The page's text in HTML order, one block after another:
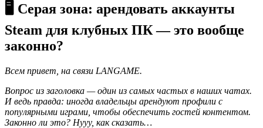
🖥️ Серая зона: арендовать аккаунты
Steam для клубных ПК — это вообще
законно?
Всем привет, на связи LANGAME.
Вопрос из заголовка — один из самых частых в наших чатах.
И ведь правда: иногда владельцы арендуют профили с
популярными играми, чтобы обеспечить гостей контентом.
Законно ли это? Нууу, как сказать…